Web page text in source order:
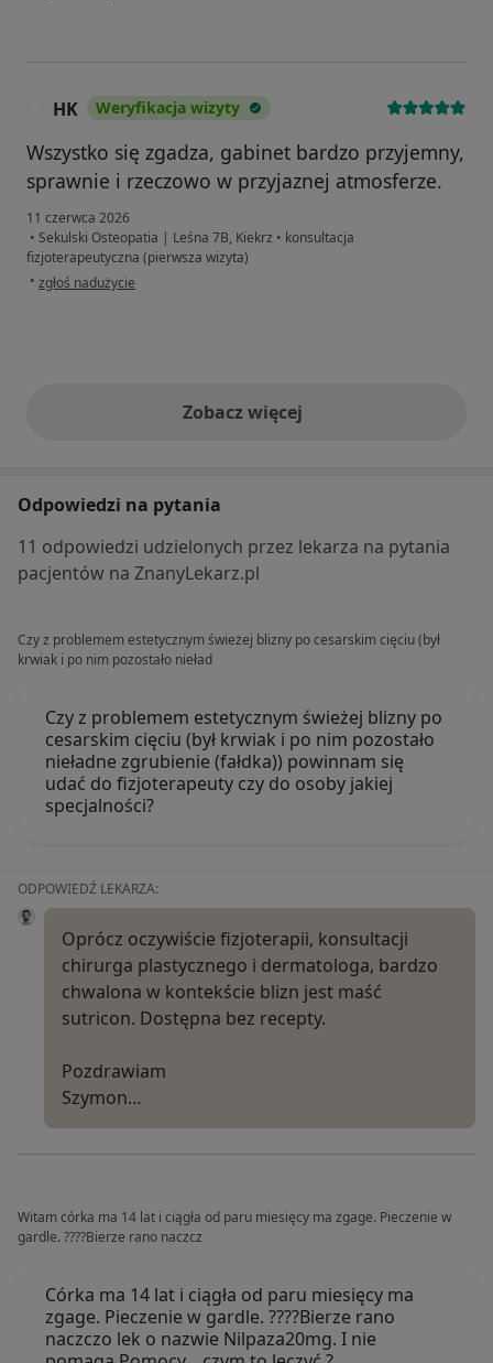
HK Weryfikacja wizyty
Wszystko się zgadza, gabinet bardzo przyjemny,
sprawnie i rzeczowo w przyjaznej atmosferze.
11 czerwca 2026
• Sekulski Osteopatia | Leśna 7B, Kiekrz • konsultacja
fizjoterapeutyczna (pierwsza wizyta)
• w opinii użytkownika HK
zgłoś nadużycie
Zobacz więcejopinie powyżej
Odpowiedzi na pytania
11 odpowiedzi udzielonych przez lekarza na pytania
pacjentów na ZnanyLekarz.pl
Czy z problemem estetycznym świeżej blizny po cesarskim cięciu (był
krwiak i po nim pozostało nieład
Czy z problemem estetycznym świeżej blizny po
cesarskim cięciu (był krwiak i po nim pozostało
nieładne zgrubienie (fałdka)) powinnam się
udać do fizjoterapeuty czy do osoby jakiej
specjalności?
ODPOWIEDŹ LEKARZA:
Oprócz oczywiście fizjoterapii, konsultacji
chirurga plastycznego i dermatologa, bardzo
chwalona w kontekście blizn jest maść
sutricon. Dostępna bez recepty.
Pozdrawiam
Szymon…
Witam córka ma 14 lat i ciągła od paru miesięcy ma zgage. Pieczenie w
gardle. ????Bierze rano naczcz
Córka ma 14 lat i ciągła od paru miesięcy ma
zgage. Pieczenie w gardle. ????Bierze rano
naczczo lek o nazwie Nilpaza20mg. I nie